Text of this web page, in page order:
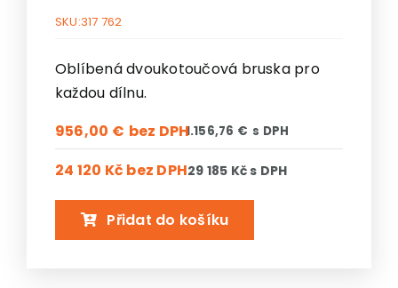
SKU:317 762
Oblíbená dvoukotoučová bruska pro
každou dílnu.
956,00 € 1.156,76 €
24 120 Kč bez DPH29 185 Kčs DPH
Přidat do košíku